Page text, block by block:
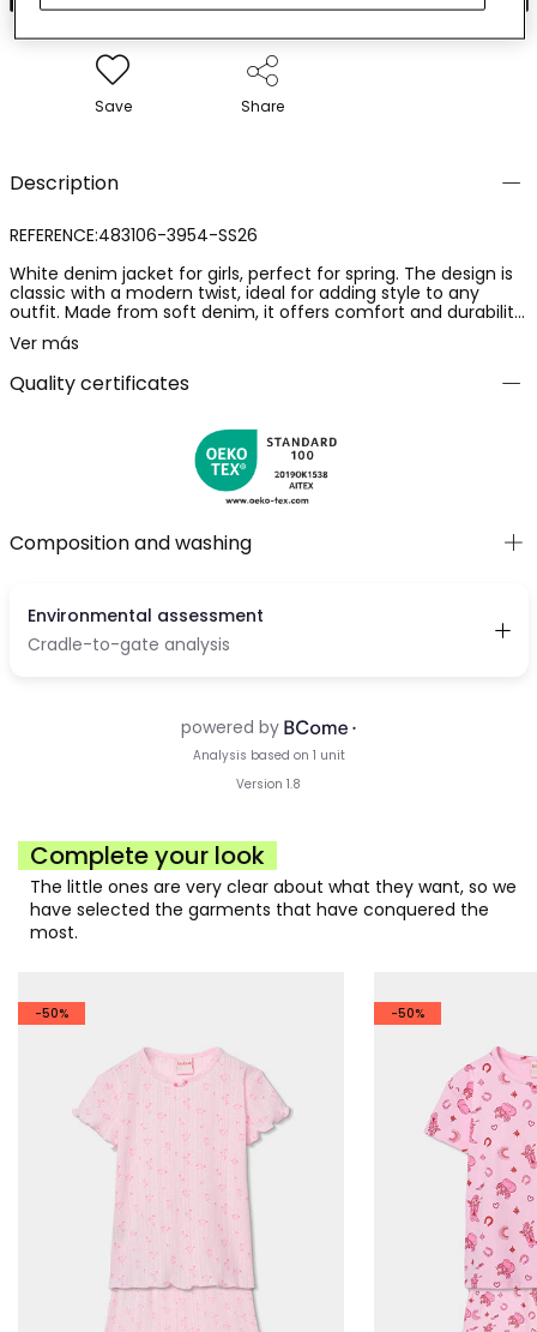
Save Share
Description
REFERENCE:483106-3954-SS26
White denim jacket for girls, perfect for spring. The design is
classic with a modern twist, ideal for adding style to any
outfit. Made from soft denim, it offers comfort and durability.
Available in sizes from 2 years to 14 years. It features
distinctive details, such as decorative stitching and metallic
buttons, which give it a contemporary feel. A versatile
garment, easy to pair with trousers, skirts, or dresses, adding a
Ver más
Quality certificates
Composition and washing
Complete your look
The little ones are very clear about what they want, so we
have selected the garments that have conquered the
most.
-50% -50%